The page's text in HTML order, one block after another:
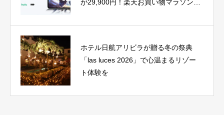
が29,900円！楽天お買い物マラソン最
ホテル日航アリビラが贈る冬の祭典
「las luces 2026」で心温まるリゾー
ト体験を